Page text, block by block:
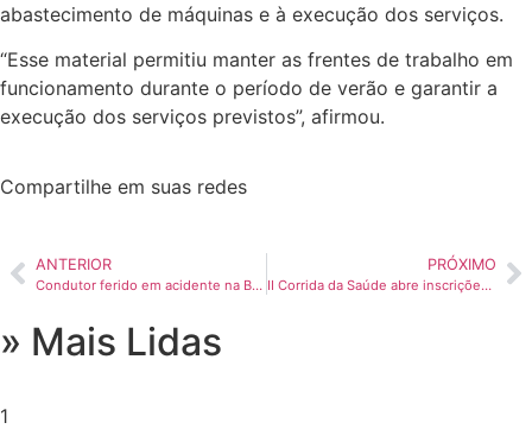
abastecimento de máquinas e à execução dos serviços.
“Esse material permitiu manter as frentes de trabalho em
funcionamento durante o período de verão e garantir a
execução dos serviços previstos”, afirmou.
Compartilhe em suas redes
ANTERIOR
Condutor ferido em acidente na BR-364 é encaminhado ao hospital de Sena Madureira
PRÓXIMO
II Corrida da Saúde abre inscrições e será realizada no sábado em Rio Branco
» Mais Lidas
1